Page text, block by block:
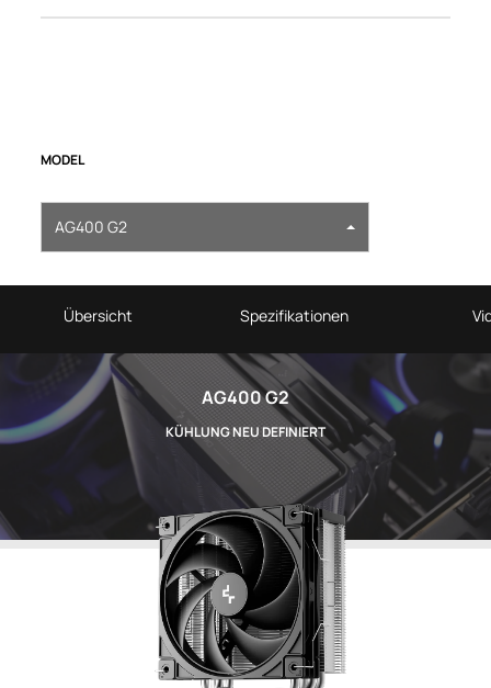
MODEL
AG400 G2
Übersicht Spezifikationen
AG400 G2
KÜHLUNG NEU DEFINIERT